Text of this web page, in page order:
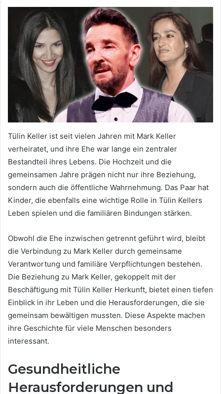
Tülin Keller ist seit vielen Jahren mit Mark Keller
verheiratet, und ihre Ehe war lange ein zentraler
Bestandteil ihres Lebens. Die Hochzeit und die
gemeinsamen Jahre prägen nicht nur ihre Beziehung,
sondern auch die öffentliche Wahrnehmung. Das Paar hat
Kinder, die ebenfalls eine wichtige Rolle in Tülin Kellers
Leben spielen und die familiären Bindungen stärken.
Obwohl die Ehe inzwischen getrennt geführt wird, bleibt
die Verbindung zu Mark Keller durch gemeinsame
Verantwortung und familiäre Verpflichtungen bestehen.
Die Beziehung zu Mark Keller, gekoppelt mit der
Beschäftigung mit Tülin Keller Herkunft, bietet einen tiefen
Einblick in ihr Leben und die Herausforderungen, die sie
gemeinsam bewältigen mussten. Diese Aspekte machen
ihre Geschichte für viele Menschen besonders
interessant.
Gesundheitliche
Herausforderungen und